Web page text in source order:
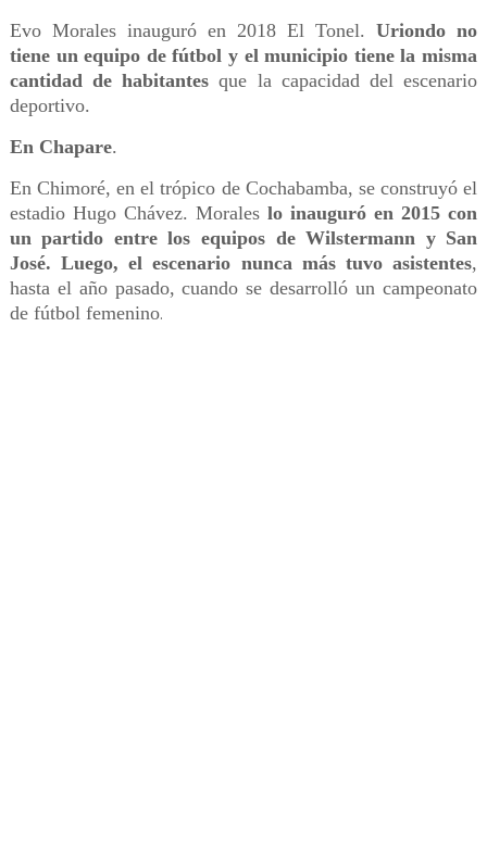
Evo Morales inauguró en 2018 El Tonel.Uriondo no
tiene un equipo de fútbol y el municipio tiene la misma
cantidad de habitantes que la capacidad del escenario
deportivo.
En Chapare.
En Chimoré, en el trópico de Cochabamba, se construyó el
estadio Hugo Chávez. Morales lo inauguró en 2015 con
un partido entre los equipos de Wilstermann y San
José. Luego, el escenario nunca más tuvo asistentes,
hasta el año pasado, cuando se desarrolló un campeonato
de fútbol femenino.